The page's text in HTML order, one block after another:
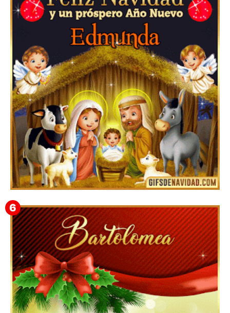
Feliz Navidad y próspero Año Nuevo Gladis
Feliz Navidad y próspero Año Nuevo Edmunda